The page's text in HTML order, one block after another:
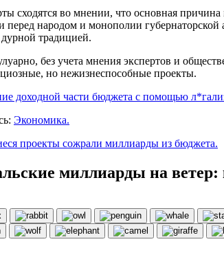
сходятся во мнении, что основная
перед народом и монополии
дурной традицией.
без учета мнения экспертов и
но нежизнеспособные проекты.
доходной части бюджета с помощью
Экономика.
проекты сожрали миллиарды из бюджета.
миллиарды на